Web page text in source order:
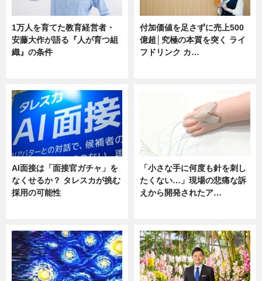
1万人を育てた教育経営者・
安藤大作が語る『人が育つ組
織』の条件
付加価値を足さずに売上500
億超│究極の本質を突く ライ
フドリンク カ…
AI面接は「面接官ガチャ」を
なくせるか？ タレスカが挑む
採用の可能性
「小さな手に何度も針を刺し
たくない…」現場の悲痛な訴
えから開発されたア…